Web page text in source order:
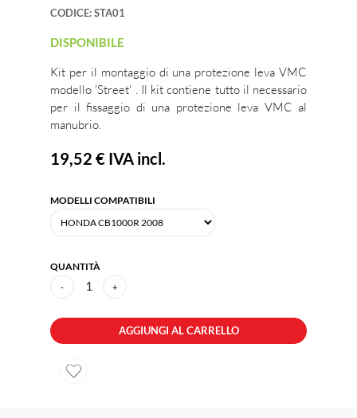
CODICE:STA01
DISPONIBILE
Kit per il montaggio di una protezione leva VMC
modello 'Street' . Il kit contiene tutto il necessario
per il fissaggio di una protezione leva VMC al
manubrio.
19,52 € IVA incl.
MODELLI COMPATIBILI
QUANTITÀ
- 1 +
AGGIUNGI AL CARRELLO